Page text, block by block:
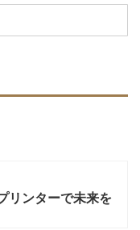
リンターで未来を